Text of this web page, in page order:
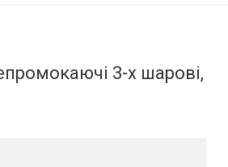
3-х шарові,